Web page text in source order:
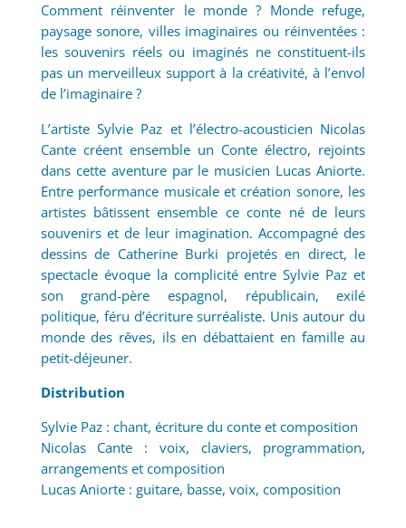
Comment réinventer le monde ? Monde refuge,
paysage sonore, villes imaginaires ou réinventées :
les souvenirs réels ou imaginés ne constituent-ils
pas un merveilleux support à la créativité, à l’envol
de l’imaginaire ?
L’artiste Sylvie Paz et l’électro-acousticien Nicolas
Cante créent ensemble un Conte électro, rejoints
dans cette aventure par le musicien Lucas Aniorte.
Entre performance musicale et création sonore, les
artistes bâtissent ensemble ce conte né de leurs
souvenirs et de leur imagination. Accompagné des
dessins de Catherine Burki projetés en direct, le
spectacle évoque la complicité entre Sylvie Paz et
son grand-père espagnol, républicain, exilé
politique, féru d’écriture surréaliste. Unis autour du
monde des rêves, ils en débattaient en famille au
petit-déjeuner.
Distribution
Sylvie Paz : chant, écriture du conte et composition
Nicolas Cante : voix, claviers, programmation,
arrangements et composition
Lucas Aniorte : guitare, basse, voix, composition